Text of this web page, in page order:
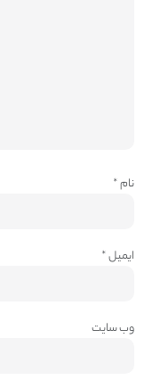
نام*
ایمیل*
وب‌ سایت